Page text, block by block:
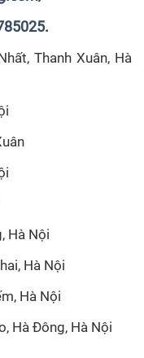
.
Thanh Xuân, Hà
Hà Nội
Hà Nội
Hà Nội
Hà Đông, Hà Nội